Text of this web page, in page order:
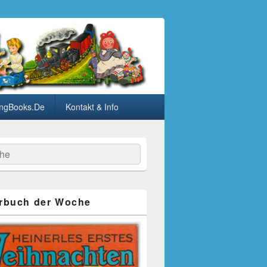
Kontakt & Info
der Woche